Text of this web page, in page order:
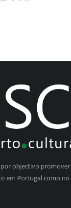
objectivo
em Portugal como